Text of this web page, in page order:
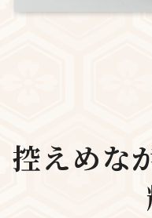
控えめな